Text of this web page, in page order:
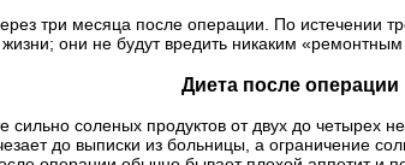
три месяца после операции. По истечении
они не будут вредить никаким
Диета после операции
сильно соленых продуктов от двух до
до выписки из больницы, а ограничение